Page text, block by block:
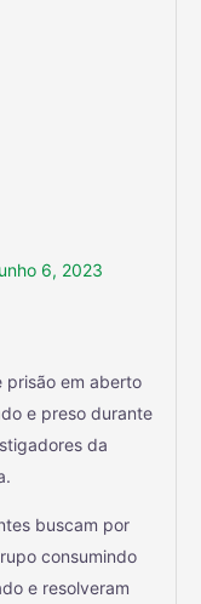
6, 2023
prisão em aberto
e preso durante
da
buscam por
consumindo
e resolveram